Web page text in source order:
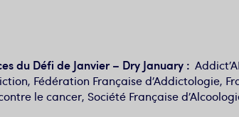
du Défi de Janvier – Dry January :
Fédération Française d’Addictologie,
le cancer, Société Française